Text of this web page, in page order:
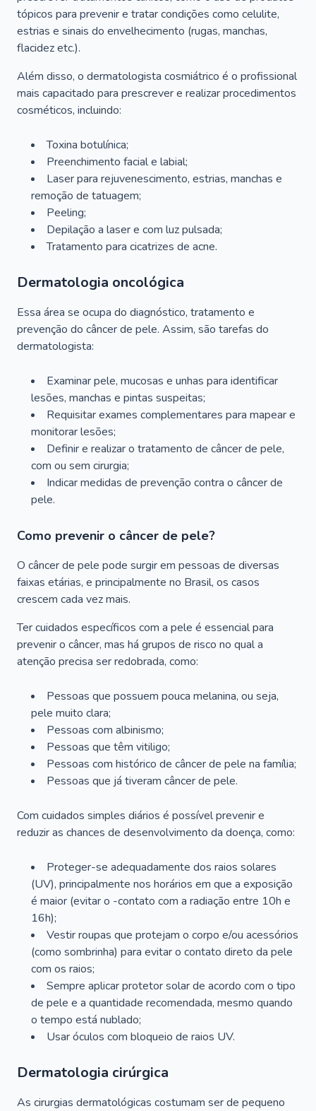
tópicos para prevenir e tratar condições como celulite,
estrias e sinais do envelhecimento (rugas, manchas,
flacidez etc.).
Além disso, o dermatologista cosmiátrico é o profissional
mais capacitado para prescrever e realizar procedimentos
cosméticos, incluindo:
Toxina botulínica;
Preenchimento facial e labial;
Laser para rejuvenescimento, estrias, manchas e
remoção de tatuagem;
Peeling;
Depilação a laser e com luz pulsada;
Tratamento para cicatrizes de acne.
Dermatologia oncológica
Essa área se ocupa do diagnóstico, tratamento e
prevenção do câncer de pele. Assim, são tarefas do
dermatologista:
Examinar pele, mucosas e unhas para identificar
lesões, manchas e pintas suspeitas;
Requisitar exames complementares para mapear e
monitorar lesões;
Definir e realizar o tratamento de câncer de pele,
com ou sem cirurgia;
Indicar medidas de prevenção contra o câncer de
pele.
Como prevenir o câncer de pele?
O câncer de pele pode surgir em pessoas de diversas
faixas etárias, e principalmente no Brasil, os casos
crescem cada vez mais.
Ter cuidados específicos com a pele é essencial para
prevenir o câncer, mas há grupos de risco no qual a
atenção precisa ser redobrada, como:
Pessoas que possuem pouca melanina, ou seja,
pele muito clara;
Pessoas com albinismo;
Pessoas que têm vitiligo;
Pessoas com histórico de câncer de pele na família;
Pessoas que já tiveram câncer de pele.
Com cuidados simples diários é possível prevenir e
reduzir as chances de desenvolvimento da doença, como:
Proteger-se adequadamente dos raios solares
(UV), principalmente nos horários em que a exposição
é maior (evitar o -contato com a radiação entre 10h e
16h);
Vestir roupas que protejam o corpo e/ou acessórios
(como sombrinha) para evitar o contato direto da pele
com os raios;
Sempre aplicar protetor solar de acordo com o tipo
de pele e a quantidade recomendada, mesmo quando
o tempo está nublado;
Usar óculos com bloqueio de raios UV.
Dermatologia cirúrgica
As cirurgias dermatológicas costumam ser de pequeno